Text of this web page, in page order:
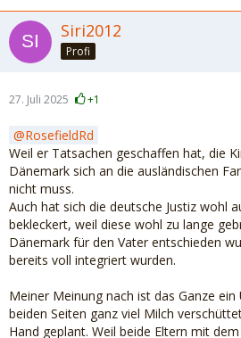
Siri2012
Profi
27. Juli 2025 +1
RosefieldRd
Weil er Tatsachen geschaffen hat, die
Dänemark sich an die ausländischen
nicht muss.
Auch hat sich die deutsche Justiz wohl
bekleckert, weil diese wohl zu lange
Dänemark für den Vater entschieden
bereits voll integriert wurden.
Meiner Meinung nach ist das Ganze ein
beiden Seiten ganz viel Milch
Hand geplant. Weil beide Eltern mit